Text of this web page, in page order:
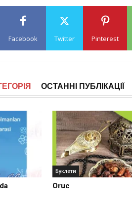
Facebook Twitter Pinterest
ОСТАННІ ПУБЛІКАЦІЇ
Буклети
Oruc